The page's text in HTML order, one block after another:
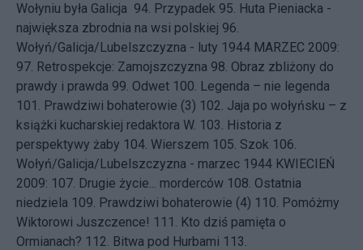
Wołyniu była Galicja 94. Przypadek 95. Huta Pieniacka -
największa zbrodnia na wsi polskiej 96.
Wołyń/Galicja/Lubelszczyzna - luty 1944 MARZEC 2009:
97. Retrospekcje: Zamojszczyzna 98. Obraz zbliżony do
prawdy i prawda 99. Odwet 100. Legenda – nie legenda
101. Prawdziwi bohaterowie (3) 102. Jaja po wołyńsku – z
książki kucharskiej redaktora W. 103. Historia z
perspektywy żaby 104. Wierszem 105. Szok 106.
Wołyń/Galicja/Lubelszczyzna - marzec 1944 KWIECIEŃ
2009: 107. Drugie życie... morderców 108. Ostatnia
niedziela 109. Prawdziwi bohaterowie (4) 110. Pomóżmy
Wiktorowi Juszczence! 111. Kto dziś pamięta o
Ormianach? 112. Bitwa pod Hurbami 113.